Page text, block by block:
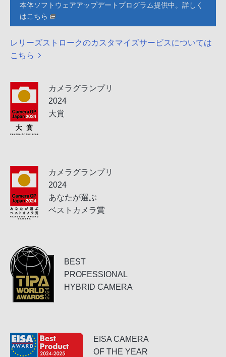
本体ソフトウェアアップデートプログラム提供中。詳しく
はこちら
レリーズストロークのカスタマイズサービスについては
こちら
カメラグランプリ
2024
大賞
カメラグランプリ
2024
あなたが選ぶ
ベストカメラ賞
BEST
PROFESSIONAL
HYBRID CAMERA
EISA CAMERA
OF THE YEAR